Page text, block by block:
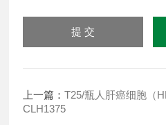
上一篇：T25/瓶人肝癌细胞（
CLH1375